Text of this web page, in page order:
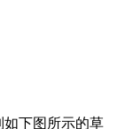
如下图所示的草